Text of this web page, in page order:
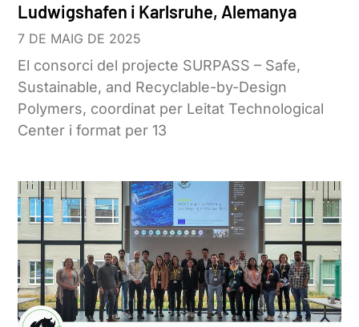
Ludwigshafen i Karlsruhe, Alemanya
7 DE MAIG DE 2025
El consorci del projecte SURPASS – Safe,
Sustainable, and Recyclable-by-Design
Polymers, coordinat per Leitat Technological
Center i format per 13